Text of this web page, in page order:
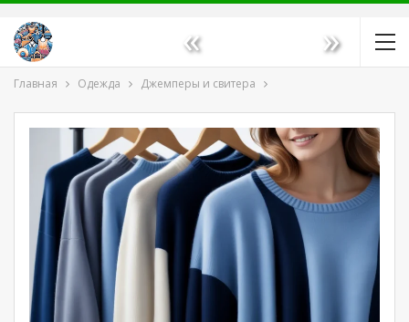
« »
Главная Одежда Джемперы и свитера